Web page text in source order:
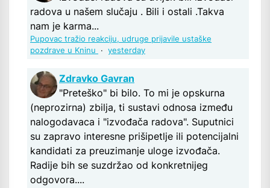
radova u našem slučaju . Bili i ostali .Takva
nam je karma...
Pupovac tražio reakciju, udruge prijavile ustaške
pozdrave u Kninu
· yesterday
Zdravko Gavran
"Preteško" bi bilo. To mi je opskurna
(neprozirna) zbilja, ti sustavi odnosa između
nalogodavaca i "izvođača radova". Suputnici
su zapravo interesne prišipetlje ili potencijalni
kandidati za preuzimanje uloge izvođača.
Radije bih se suzdržao od konkretnijeg
odgovora....